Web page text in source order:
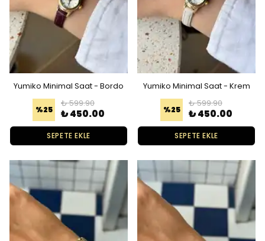
Yumiko Minimal Saat - Bordo
%25
₺ 599.90
₺ 450.00
SEPETE EKLE
Yumiko Minimal Saat - Krem
%25
₺ 599.90
₺ 450.00
SEPETE EKLE